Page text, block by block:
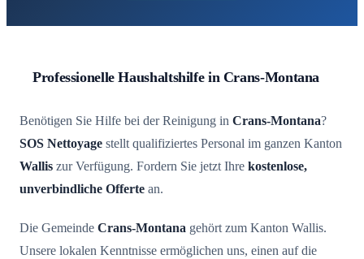
Professionelle Haushaltshilfe in Crans-Montana
Benötigen Sie Hilfe bei der Reinigung in Crans-Montana?
SOS Nettoyage stellt qualifiziertes Personal im ganzen Kanton
Wallis zur Verfügung. Fordern Sie jetzt Ihre kostenlose,
unverbindliche Offerte an.
Die Gemeinde Crans-Montana gehört zum Kanton Wallis.
Unsere lokalen Kenntnisse ermöglichen uns, einen auf die